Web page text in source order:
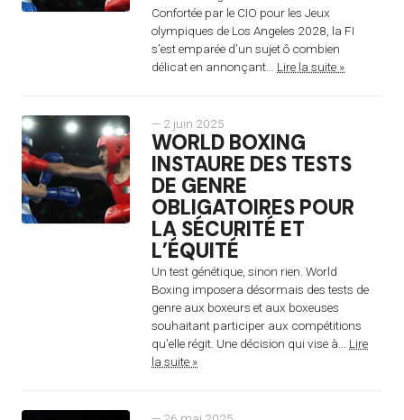
Confortée par le CIO pour les Jeux
olympiques de Los Angeles 2028, la FI
s’est emparée d’un sujet ô combien
délicat en annonçant... Lire la suite »
— 2 juin 2025
WORLD BOXING
INSTAURE DES TESTS
DE GENRE
OBLIGATOIRES POUR
LA SÉCURITÉ ET
L’ÉQUITÉ
Un test génétique, sinon rien. World
Boxing imposera désormais des tests de
genre aux boxeurs et aux boxeuses
souhaitant participer aux compétitions
qu’elle régit. Une décision qui vise à... Lire
la suite »